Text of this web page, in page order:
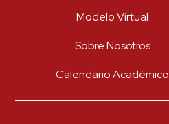
Modelo Virtual
Sobre Nosotros
Calendario Académico